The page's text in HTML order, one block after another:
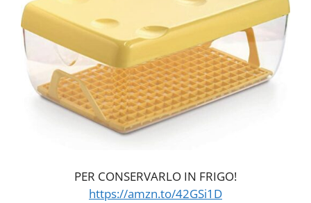
PER CONSERVARLO IN FRIGO!
https://amzn.to/42GSi1D